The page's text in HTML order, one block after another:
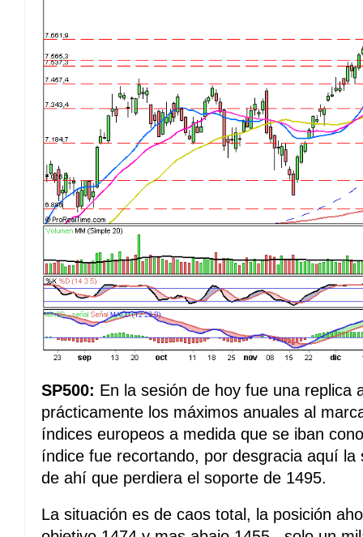
SP500: En la sesión de hoy fue una replica
prácticamente los máximos anuales al
índices europeos a medida que se iban
índice fue recortando, por desgracia aquí
de ahí que perdiera el soporte de 1495.
La situación es de caos total, la posición